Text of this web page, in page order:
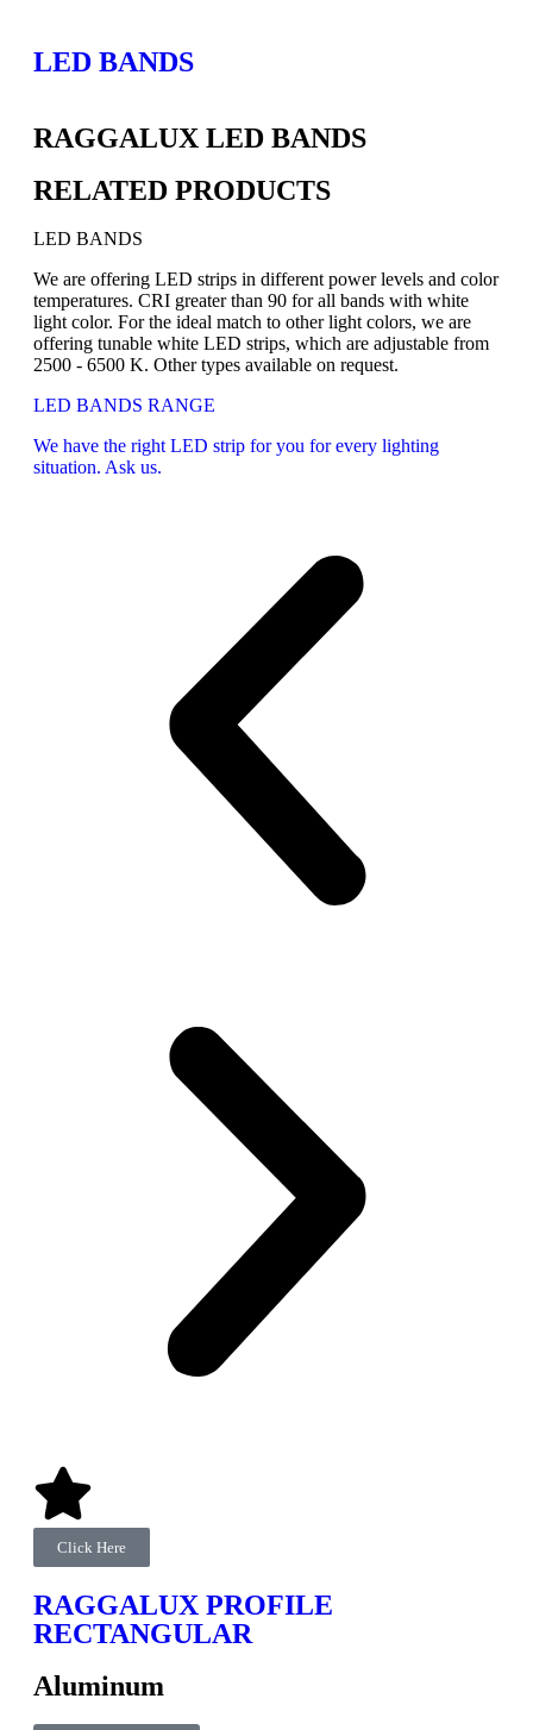
LED BANDS
RAGGALUX LED BANDS
RELATED PRODUCTS
LED BANDS
We are offering LED strips in different power levels and color
temperatures. CRI greater than 90 for all bands with white
light color. For the ideal match to other light colors, we are
offering tunable white LED strips, which are adjustable from
2500 - 6500 K. Other types available on request.
LED BANDS RANGE
We have the right LED strip for you for every lighting
situation. Ask us.
Click Here
RAGGALUX PROFILE
RECTANGULAR
Aluminum